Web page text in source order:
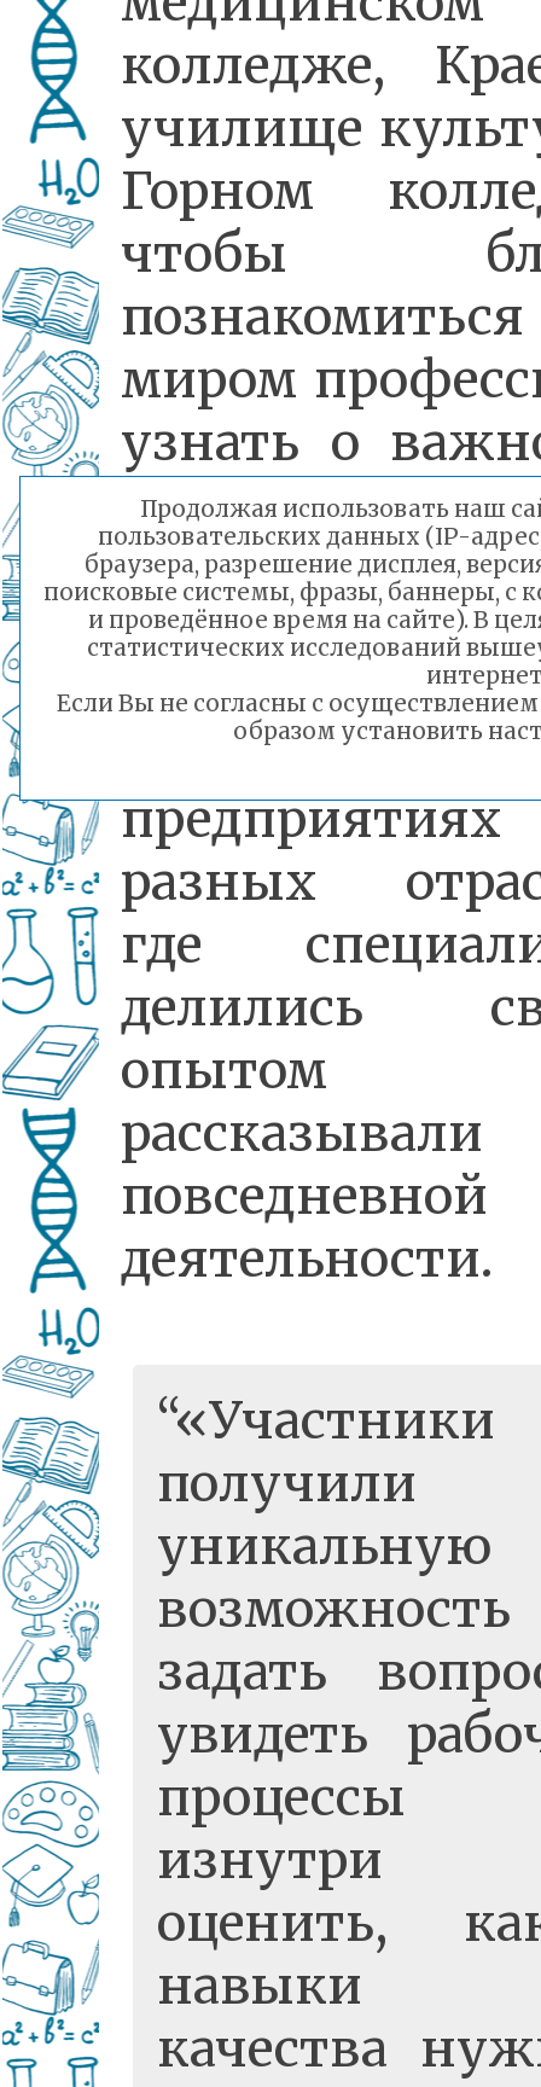
колледже,
училище
Горном
чтобы
миром
узнать о
выбора
карьеры.
Экскурсии
предприятиях
разных
где
делились
повседневной
деятельности.
«Участники
получили
уникальную
возможность
задать
увидеть
процессы
оценить,
навыки
качества
Продолжая использовать наш
пользовательских данных (IP-
браузера, разрешение дисплея,
поисковые системы, фразы, баннеры, с
и проведённое время на сайте). В
статистических исследований
Если Вы не согласны с
образом установить